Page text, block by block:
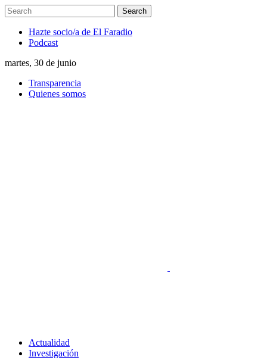
Hazte socio/a de El Faradio
Podcast
martes, 30 de junio
Transparencia
Quienes somos
Actualidad
Investigación